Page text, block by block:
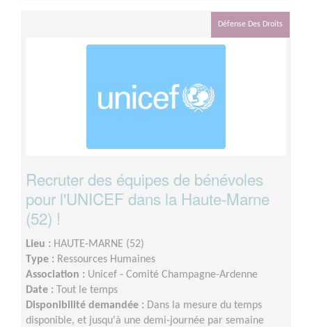
Défense Des Droits
Recruter des équipes de bénévoles
pour l'UNICEF dans la Haute-Marne
(52) !
Lieu : HAUTE-MARNE (52)
Type : Ressources Humaines
Association : Unicef - Comité Champagne-Ardenne
Date :
Tout le temps
Disponibilité demandée : Dans la mesure du temps
disponible, et jusqu'à une demi-journée par semaine